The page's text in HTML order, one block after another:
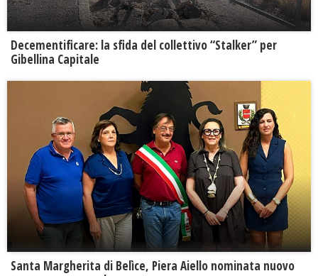
Decementificare: la sfida del collettivo “Stalker” per
Gibellina Capitale
Santa Margherita di Belìce, Piera Aiello nominata nuovo